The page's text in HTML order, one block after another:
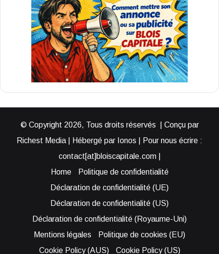
© Copyright 2026, Tous droits réservés | Conçu par
Richest Media | Hébergé par Ionos | Pour nous écrire :
contact[at]bloiscapitale.com |
Home
Politique de confidentialité
Déclaration de confidentialité (UE)
Déclaration de confidentialité (US)
Déclaration de confidentialité (Royaume-Uni)
Mentions légales
Politique de cookies (EU)
Cookie Policy (AUS)
Cookie Policy (US)